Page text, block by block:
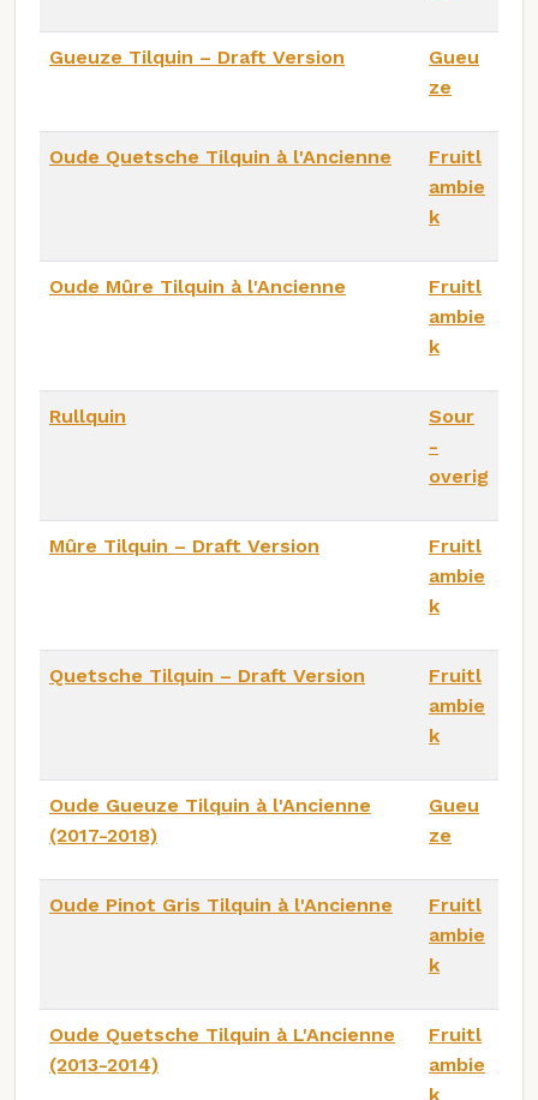
Gueuze Tilquin – Draft Version
Gueu
ze
Oude Quetsche Tilquin à l'Ancienne
Fruitl
ambie
k
Oude Mûre Tilquin à l'Ancienne
Fruitl
ambie
k
Rullquin
Sour
-
overig
Mûre Tilquin – Draft Version
Fruitl
ambie
k
Quetsche Tilquin – Draft Version
Fruitl
ambie
k
Oude Gueuze Tilquin à l'Ancienne
(2017-2018)
Gueu
ze
Oude Pinot Gris Tilquin à l'Ancienne
Fruitl
ambie
k
Oude Quetsche Tilquin à L'Ancienne
(2013-2014)
Fruitl
ambie
k